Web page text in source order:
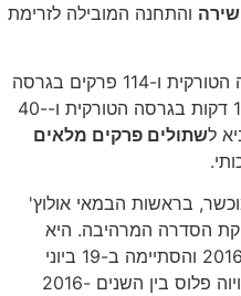
והתחנה המובילה לזרימת
"שתולים" מציעה 39 פרקים בגרסה הטורקית ו-114 פרקים בגרסה
הישראלית. כל פרק משתרע על 120 דקות בגרסה הטורקית ו-40-
שתולים פרקים מלאים
בראשות הבמאי אולוץ'
הסדרה המרהיבה. היא
שודרה לראשונה ב-19 בספטמבר 2016 והסתיימה ב-19 ביוני
2017. בישראל, היא שודרה בערוץ ויוה פלוס בין השנים 2016-